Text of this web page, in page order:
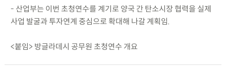
- 산업부는 이번 초청연수를 계기로 양국 간 탄소시장 협력을 실제
사업 발굴과 투자연계 중심으로 확대해 나갈 계획임.
<붙임> 방글라데시 공무원 초청연수 개요